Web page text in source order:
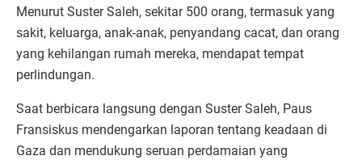
Menurut Suster Saleh, sekitar 500 orang, termasuk yang
sakit, keluarga, anak-anak, penyandang cacat, dan orang
yang kehilangan rumah mereka, mendapat tempat
perlindungan.
Saat berbicara langsung dengan Suster Saleh, Paus
Fransiskus mendengarkan laporan tentang keadaan di
Gaza dan mendukung seruan perdamaian yang